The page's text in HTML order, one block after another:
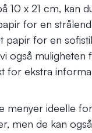
10 x 21 cm, kan
for en
papir for en
også muligheten
for ekstra
menyer ideelle
men de kan